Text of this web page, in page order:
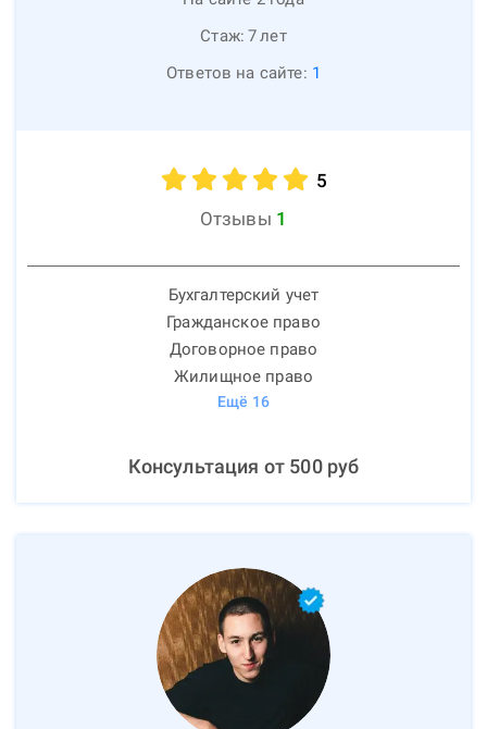
Стаж: 7лет
Ответов на сайте: 1
5
Отзывы 1
Бухгалтерский учет
Гражданское право
Договорное право
Жилищное право
Ещё 16
Консультация от 500руб